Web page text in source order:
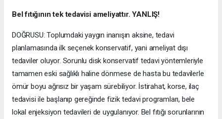
Bel fıtığının tek tedavisi ameliyattır. YANLIŞ!
DOĞRUSU: Toplumdaki yaygın inanışın aksine, tedavi
planlamasında ilk seçenek konservatif, yani ameliyat dışı
tedaviler oluyor. Sorunlu disk konservatif tedavi yöntemleriyle
tamamen eski sağlıklı haline dönmese de hasta bu tedavilerle
ömür boyu ağrısız bir yaşam sürebiliyor. İstirahat, korse, ilaç
tedavisi ile başlanıp gereğinde fizik tedavi programları, bele
lokal enjeksiyon tedavileri de uygulanıyor. Bel fıtığı sorunlarının